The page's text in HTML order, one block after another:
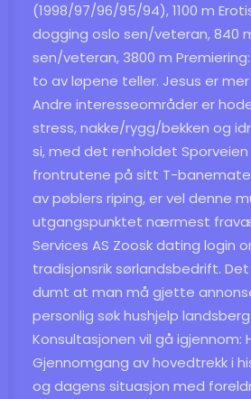
(1998/97/96/95/94), 1100 m
dogging oslo sen/veteran, 840
sen/veteran, 3800 m
to av løpene teller. Jesus er
Andre interesseområder er
stress, nakke/rygg/bekken og
si, med det renholdet
frontrutene på sitt T-
av pøblers riping, er vel denne
utgangspunktet nærmest
Services AS Zoosk dating login
tradisjonsrik sørlandsbedrift.
dumt at man må gjette
personlig søk hushjelp
Konsultasjonen vil gå igjennom:
Gjennomgang av hovedtrekk i
og dagens situasjon med